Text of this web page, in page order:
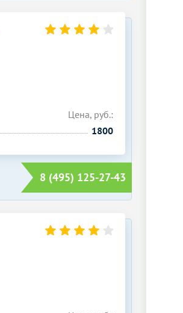
Цена, руб.:
1800
8 (495) 125-27-43